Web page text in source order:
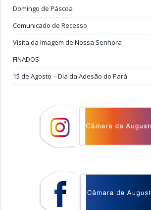
Domingo de Páscoa
Comunicado de Recesso
Visita da Imagem de Nossa Senhora
FINADOS
15 de Agosto – Dia da Adesão do Pará